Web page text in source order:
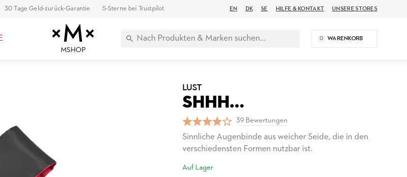
30 Tage Geld-zurück-Garantie 5-Sterne bei Trustpilot EN DK SE HILFE & KONTAKT UNSERE STORES
MSHOP
0 WARENKORB
LUST
SHHH...
39 Bewertungen
Sinnliche Augenbinde aus weicher Seide, die in den
verschiedensten Formen nutzbar ist.
Auf Lager